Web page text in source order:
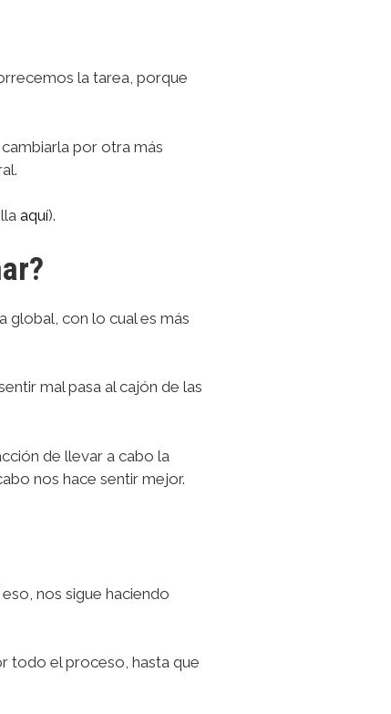
la tarea, porque
cambiarla por otra más
aquí).
global, con lo cual es más
mal pasa al cajón de las
de llevar a cabo la
nos hace sentir mejor.
eso, nos sigue haciendo
todo el proceso, hasta que